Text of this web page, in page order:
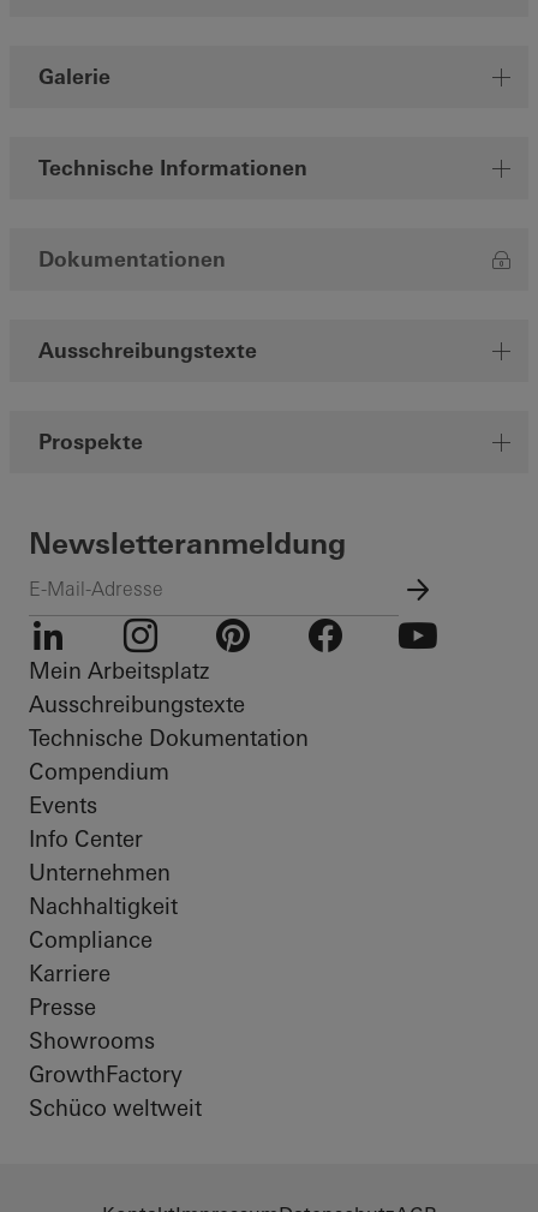
Galerie
Technische Informationen
Dokumentationen
Ausschreibungstexte
Prospekte
Newsletteranmeldung
LinkedIn Instagram
Mein Arbeitsplatz
Ausschreibungstexte
Technische Dokumentation
Compendium
Events
Info Center
Unternehmen
Nachhaltigkeit
Compliance
Karriere
Presse
Showrooms
GrowthFactory
Schüco weltweit